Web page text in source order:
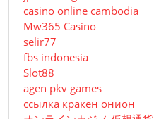
casino online cambodia
Mw365 Casino
selir77
fbs indonesia
Slot88
agen pkv games
ссылка кракен онион